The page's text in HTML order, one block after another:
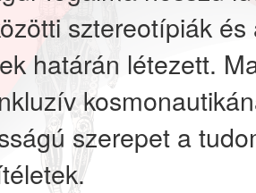
sztereotípiák
határán létezett.
szerepet a